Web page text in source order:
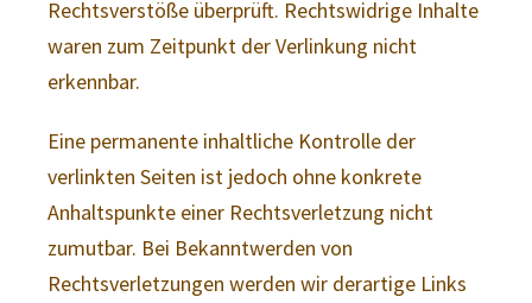
Rechtsverstöße überprüft. Rechtswidrige Inhalte
waren zum Zeitpunkt der Verlinkung nicht
erkennbar.
Eine permanente inhaltliche Kontrolle der
verlinkten Seiten ist jedoch ohne konkrete
Anhaltspunkte einer Rechtsverletzung nicht
zumutbar. Bei Bekanntwerden von
Rechtsverletzungen werden wir derartige Links